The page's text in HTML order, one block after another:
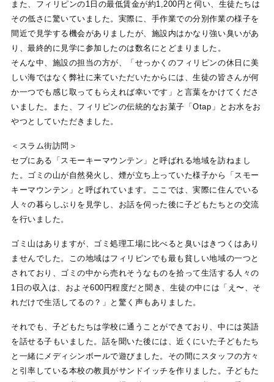
また、フィリピンの1日の最低賃金が約1,200円と伺い、生徒たちは
その低さに驚いていました。実際に、手作業での分別作業の様子を
間近で見学する機会がありましたが、施設内はかなり強い臭いがあ
り、最終的に見学に参加したのは数名にとどまりました。
そんな中、施設の担当の方が、「せっかくのフィリピンの休日に美
しい海ではなく弊社に来ていただいたからには、生徒の皆さんが何
か一つでも感じ取ってもらえれば幸いです」と言葉をかけてくださ
いました。また、フィリピンの伝統的なお菓子「Otap」とお水をお
やつとしていただきました。
＜スラム街訪問＞
セブにある「スモーキーマウンテン」と呼ばれる地域を訪ねまし
た。ゴミの山が自然発火し、煙が立ち上っていた様子から「スモー
キーマウンテン」と呼ばれています。ここでは、実際に住んでいる
人々の暮らしぶりを見学し、お話を伺った後に子どもたちとの交流
を行いました。
ゴミ山はありますが、ゴミ処理工場に比べると臭いはきつくはあり
ませんでした。この地域はフィリピンでも最も貧しい地域の一つと
されており、ゴミの中から売れそうなものを拾って生活する人々の
1日の収入は、およそ600円程度だと聞き、生徒の中には「え〜、そ
れだけで生活してるの？」と驚く声もありました。
それでも、子どもたちは学校に通うことができており、中には英語
を話せる子もいました。話を聞いた後には、近くにいた子どもたち
と一緒にメディシンボールで遊びました。その間にスタッフの方々
と引率している本校の教員がサンドイッチを作りました。子どもた